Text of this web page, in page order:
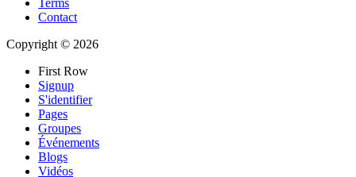
Terms
Contact
Copyright © 2026
First Row
Signup
S'identifier
Pages
Groupes
Événements
Blogs
Vidéos